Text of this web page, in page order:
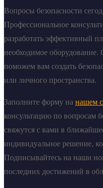
Вопросы безопасности
Профессиональное
разработать эффективный
необходимое
поможем вам создать
или личного пространства.
Заполните форму на нашем
консультацию по вопросам
свяжутся с вами в
индивидуальное решение,
Подписывайтесь на наши
последних достижений в